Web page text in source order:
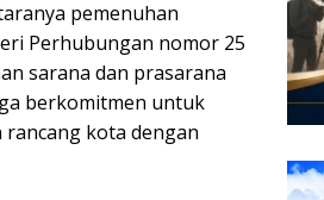
pemenuhan
Perhubungan nomor 25
sarana dan prasarana
berkomitmen untuk
kota dengan